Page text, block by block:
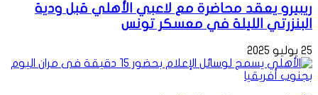
ريبيرو يعقد محاضرة مع لاعبي الأهلي قبل ودية
البنزرتي الليلة في معسكر تونس
25 يوليو 2025